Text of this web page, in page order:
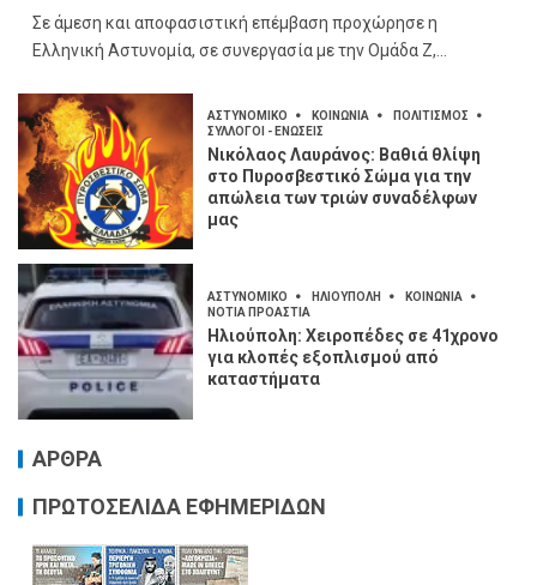
Σε άμεση και αποφασιστική επέμβαση προχώρησε η
Ελληνική Αστυνομία, σε συνεργασία με την Ομάδα Ζ,...
ΑΣΤΥΝΟΜΙΚΟ ΚΟΙΝΩΝΙΑ
ΠΟΛΙΤΙΣΜΟΣ
ΣΥΛΛΟΓΟΙ - ΕΝΩΣΕΙΣ
Νικόλαος Λαυράνος: Βαθιά θλίψη
στο Πυροσβεστικό Σώμα για την
απώλεια των τριών συναδέλφων
μας
ΑΣΤΥΝΟΜΙΚΟ ΗΛΙΟΥΠΟΛΗ
ΚΟΙΝΩΝΙΑ
ΝΟΤΙΑ ΠΡΟΑΣΤΙΑ
Ηλιούπολη: Χειροπέδες σε 41χρονο
για κλοπές εξοπλισμού από
καταστήματα
ΑΡΘΡΑ
ΠΡΩΤΟΣΕΛΙΔΑ ΕΦΗΜΕΡΙΔΩΝ